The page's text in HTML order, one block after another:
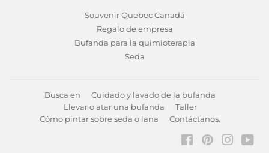
Souvenir Quebec Canadá
Regalo de empresa
Bufanda para la quimioterapia
Seda
Busca en
Cuidado y lavado de la bufanda
Llevar o atar una bufanda
Taller
Cómo pintar sobre seda o lana
Contáctanos.
FacebookPinterest